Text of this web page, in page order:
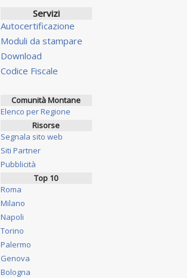
Servizi
Autocertificazione
Moduli da stampare
Download
Codice Fiscale
Comunità Montane
Elenco per Regione
Risorse
Segnala sito web
Siti Partner
Pubblicità
Top 10
Roma
Milano
Napoli
Torino
Palermo
Genova
Bologna